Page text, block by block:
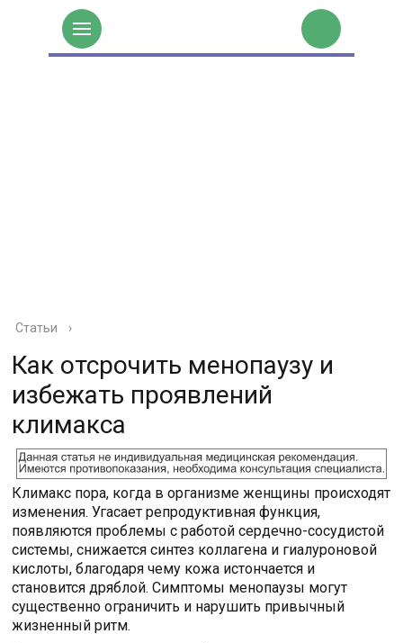
Статьи ›
Как отсрочить менопаузу и
избежать проявлений
климакса
Климакс пора, когда в организме женщины происходят
изменения. Угасает репродуктивная функция,
появляются проблемы с работой сердечно-сосудистой
системы, снижается синтез коллагена и гиалуроновой
кислоты, благодаря чему кожа истончается и
становится дряблой. Симптомы менопаузы могут
существенно ограничить и нарушить привычный
жизненный ритм.